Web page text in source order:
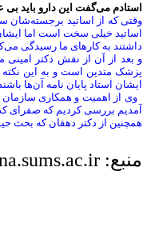
استادم می‌گفت این دارو باید
وقتی که از اساتید برجسته‌شان
اساتید خیلی سخت است اما
داشتند به کارهای ما رسیدگی
و بعد از آن از نقش دکتر
پزشک متدین است و به این نکته
ایشان استاد پایان نامه آن‌ها
وی از اهمیت و همکاری سازمان
آمدیم بررسی کردیم که صفرای
همچنین از دکتر دهقان که بحث
منبع: http://cna.sums.ac.ir